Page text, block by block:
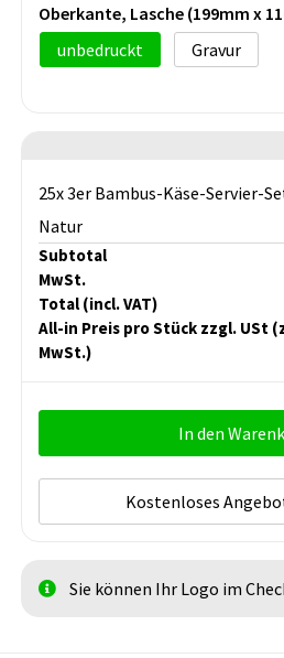
Oberkante, Lasche (199mm x
unbedruckt
Gravur
25x 3er Bambus-Käse-Servier-
Natur
Subtotal
MwSt.
Total (incl. VAT)
All-in Preis pro Stück zzgl. USt
MwSt.)
In den
Kostenloses
Sie können Ihr Logo im